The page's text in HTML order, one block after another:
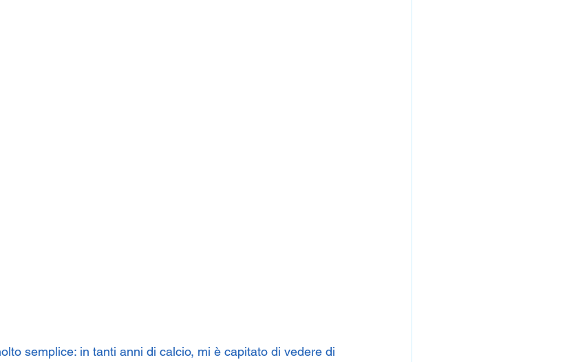
semplice: in tanti anni di calcio, mi è capitato di vedere di